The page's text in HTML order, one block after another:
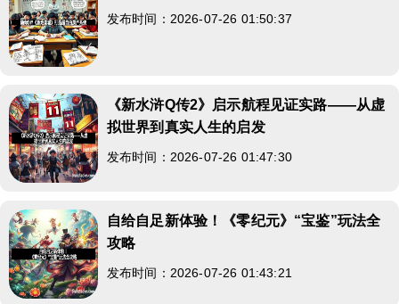
发布时间：2026-07-26 01:50:37
《新水浒Q传2》启示航程见证实路——从虚
拟世界到真实人生的启发
发布时间：2026-07-26 01:47:30
自给自足新体验！《零纪元》“宝鉴”玩法全
攻略
发布时间：2026-07-26 01:43:21